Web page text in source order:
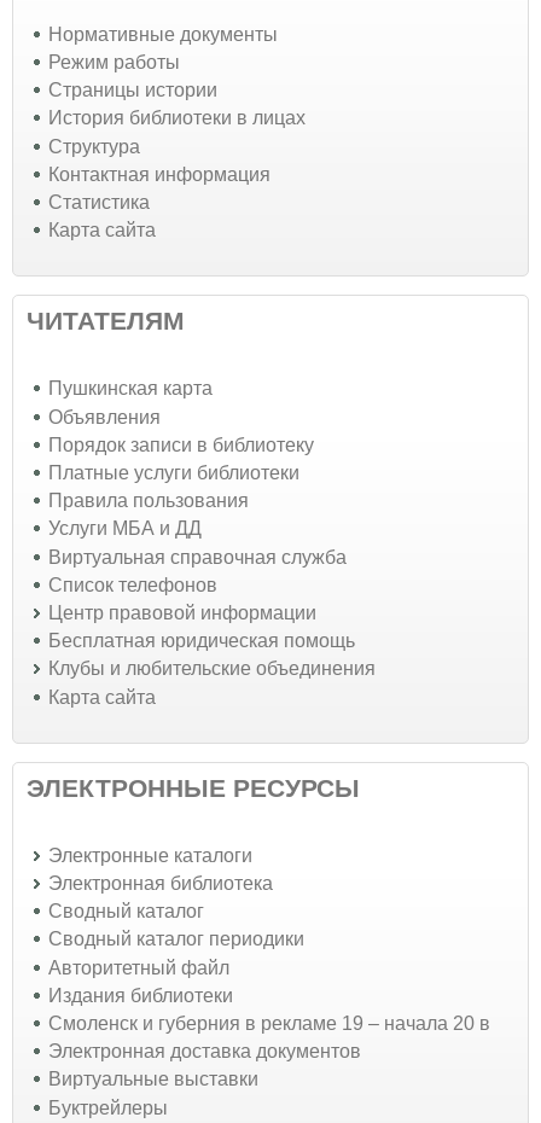
Нормативные документы
Режим работы
Страницы истории
История библиотеки в лицах
Структура
Контактная информация
Статистика
Карта сайта
ЧИТАТЕЛЯМ
Пушкинская карта
Объявления
Порядок записи в библиотеку
Платные услуги библиотеки
Правила пользования
Услуги МБА и ДД
Виртуальная справочная служба
Список телефонов
Центр правовой информации
Бесплатная юридическая помощь
Клубы и любительские объединения
Карта сайта
ЭЛЕКТРОННЫЕ РЕСУРСЫ
Электронные каталоги
Электронная библиотека
Сводный каталог
Сводный каталог периодики
Авторитетный файл
Издания библиотеки
Смоленск и губерния в рекламе 19 – начала 20 в
Электронная доставка документов
Виртуальные выставки
Буктрейлеры